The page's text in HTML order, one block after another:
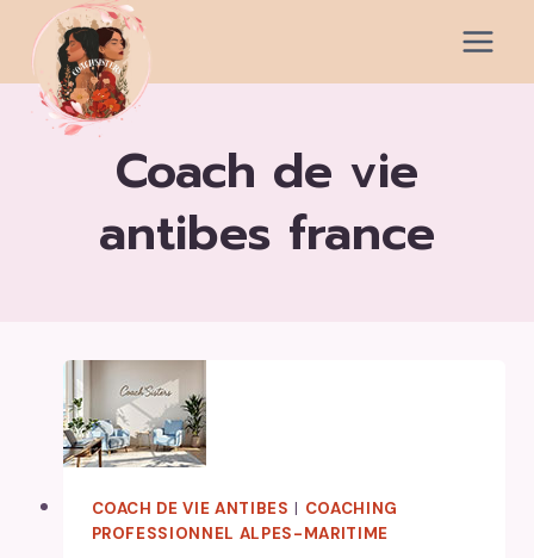
contenu
coach de vie
antibes france
COACH DE VIE ANTIBES | COACHING
PROFESSIONNEL ALPES-MARITIME